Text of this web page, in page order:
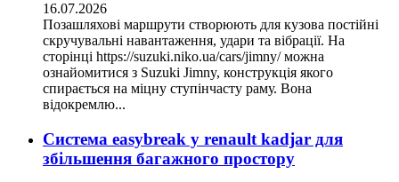
16.07.2026
Позашляхові маршрути створюють для кузова постійні
скручувальні навантаження, удари та вібрації. На
сторінці https://suzuki.niko.ua/cars/jimny/ можна
ознайомитися з Suzuki Jimny, конструкція якого
спирається на міцну ступінчасту раму. Вона
відокремлю...
Система easybreak у renault kadjar для
збільшення багажного простору